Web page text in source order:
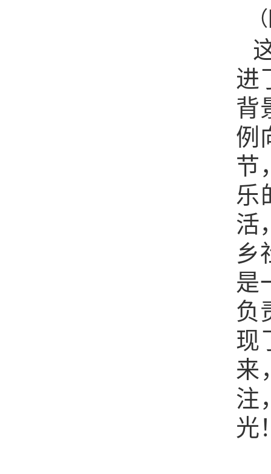
进
背
例
节
乐
活
乡
是
负
现
来
注
光